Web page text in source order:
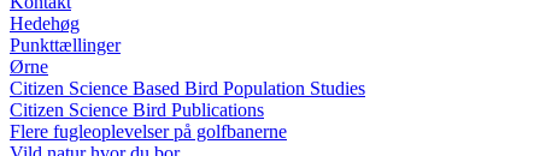
Hedehøg
Punkttællinger
Ørne
Citizen Science Based Bird Population Studies
Citizen Science Bird Publications
Flere fugleoplevelser på golfbanerne